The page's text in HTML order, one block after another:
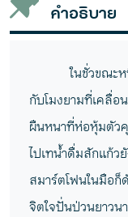
คำอธิบาย
ในชั่วขณะ
กับโมงยามที่เคลื่อ
ผืนหนาที่ห่อหุ้มตัวคุ
ไปเทน้ำดื่มสักแก้ว
สมาร์ตโฟนในมือก็
จิตใจปั่นป่วนยาวน